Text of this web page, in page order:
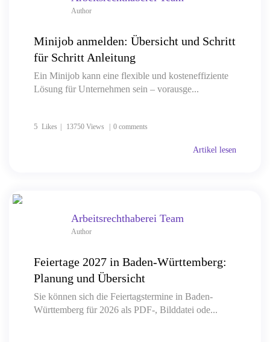
Author
Minijob anmelden: Übersicht und Schritt
für Schritt Anleitung
Ein Minijob kann eine flexible und kosteneffiziente
Lösung für Unternehmen sein – vorausge...
5 Likes 13750 Views 0 comments
Artikel lesen
Arbeitsrechthaberei Team
Author
Feiertage 2027 in Baden-Württemberg:
Planung und Übersicht
Sie können sich die Feiertagstermine in Baden-
Württemberg für 2026 als PDF-, Bilddatei ode...